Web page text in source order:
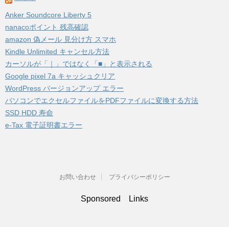
Anker Soundcore Liberty 5
nanacoポイント 残高確認
amazon 偽メール 見分け方 スマホ
Kindle Unlimited キャンセル方法
カーソルが「｜」ではなく「■」と表示される
Google pixel 7a キャッシュクリア
WordPress バージョンアップ エラー
パソコンでエクセルファイルをPDFファイルに変換する方法
SSD HDD 寿命
e-Tax 電子証明書エラー
お問い合わせ プライバシーポリシー
Sponsored Links